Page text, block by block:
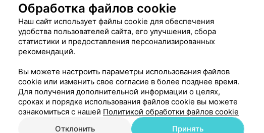
Рекомендую
Обработка файлов cookie
Наш сайт использует файлы cookie для обеспечения
удобства пользователей сайта, его улучшения, сбора
статистики и предоставления персонализированных
рекомендаций.
Вы можете настроить параметры использования файлов
cookie или изменить свое согласие в более позднее время.
Для получения дополнительной информации о целях,
сроках и порядке использования файлов cookie вы можете
ознакомиться с нашей Политикой обработки файлов cookie
Отклонить
Принять